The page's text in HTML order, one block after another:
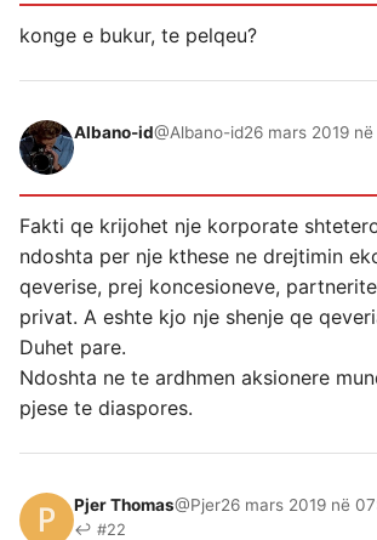
konge e bukur, te pelqeu?
Albano-id@Albano-id26 mars 2019
Fakti qe krijohet nje korporate
ndoshta per nje kthese ne drejtimin
qeverise, prej koncesioneve,
privat. A eshte kjo nje shenje qe
Duhet pare.
Ndoshta ne te ardhmen aksionere
pjese te diaspores.
Pjer Thomas@Pjer26 mars 2019 në
↩ #22